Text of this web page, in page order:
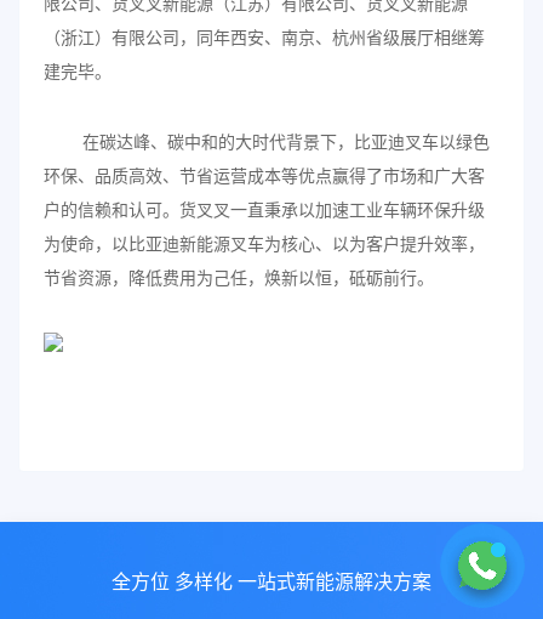
限公司、货叉叉新能源（江苏）有限公司、货叉叉新能源
（浙江）有限公司，同年西安、南京、杭州省级展厅相继筹
建完毕。
在碳达峰、碳中和的大时代背景下，比亚迪叉车以绿色
环保、品质高效、节省运营成本等优点赢得了市场和广大客
户的信赖和认可。货叉叉一直秉承以加速工业车辆环保升级
为使命，以比亚迪新能源叉车为核心、以为客户提升效率，
节省资源，降低费用为己任，焕新以恒，砥砺前行。
全方位 多样化 一站式新能源解决方案